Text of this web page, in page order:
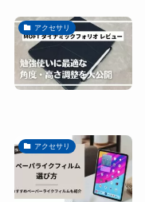
アクセサリ
アクセサリ